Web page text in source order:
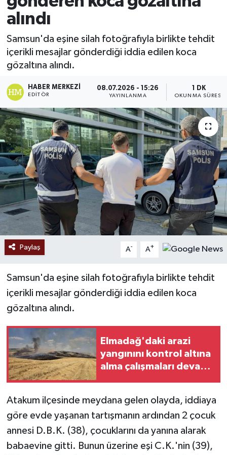
alındı
Samsun'da eşine silah fotoğrafıyla birlikte tehdit
içerikli mesajlar gönderdiği iddia edilen koca
gözaltına alındı.
HABER MERKEZI
EDITÖR
08.07.2026 - 15:26
YAYINLANMA
1 DK
OKUNMA SÜRESI
Paylaş A- A+
Samsun'da eşine silah fotoğrafıyla birlikte tehdit
içerikli mesajlar gönderdiği iddia edilen koca
gözaltına alındı.
Elmadağ'daki arazi
yangınını kontrol altına
alma çalışmaları devam
Atakum ilçesinde meydana gelen olayda, iddiaya
göre evde yaşanan tartışmanın ardından 2 çocuk
annesi D.B.K. (38), çocuklarını da yanına alarak
babaevine gitti. Bunun üzerine eşi C.K.'nin (39),
Ekonomi
Sağlık
Tokat Haber